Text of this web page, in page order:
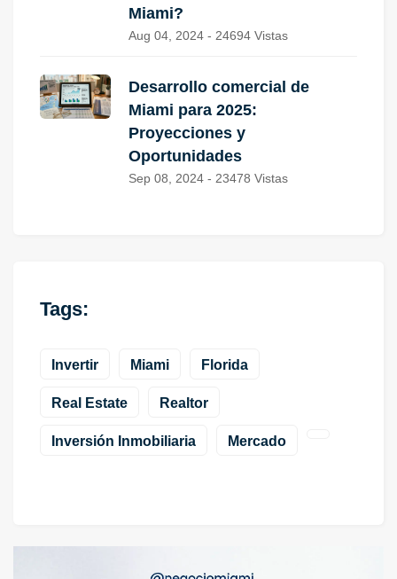
Miami?
Aug 04, 2024 - 24694 Vistas
Desarrollo comercial de
Miami para 2025:
Proyecciones y
Oportunidades
Sep 08, 2024 - 23478 Vistas
Tags:
Invertir Miami Florida
Real Estate Realtor
Inversión Inmobiliaria Mercado